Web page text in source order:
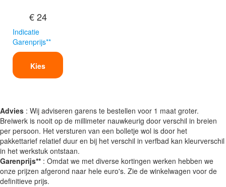
€ 24
Indicatie
Garenprijs**
Kies
Advies : Wij adviseren garens te bestellen voor 1 maat groter.
Breiwerk is nooit op de millimeter nauwkeurig door verschil in breien
per persoon. Het versturen van een bolletje wol is door het
pakkettarief relatief duur en bij het verschil in verfbad kan kleurverschil
in het werkstuk ontstaan.
Garenprijs** : Omdat we met diverse kortingen werken hebben we
onze prijzen afgerond naar hele euro's. Zie de winkelwagen voor de
definitieve prijs.